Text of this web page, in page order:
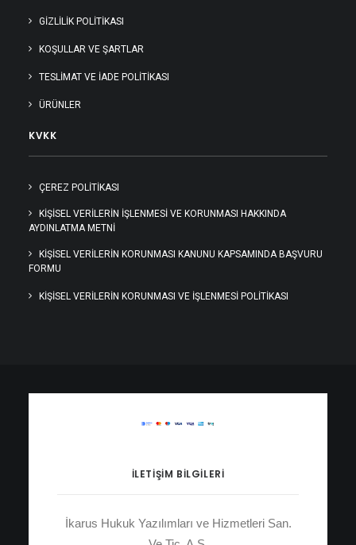
GIZLILIK POLITIKASI
KOŞULLAR VE ŞARTLAR
TESLIMAT VE İADE POLITIKASI
ÜRÜNLER
KVKK
ÇEREZ POLİTİKASI
KIŞISEL VERILERIN İŞLENMESI VE KORUNMASI HAKKINDA
AYDINLATMA METNI
KİŞİSEL VERİLERİN KORUNMASI KANUNU KAPSAMINDA BAŞVURU
FORMU
KİŞİSEL VERİLERİN KORUNMASI VE İŞLENMESİ POLİTİKASI
İLETIŞIM BILGILERI
İkarus Hukuk Yazılımları ve Hizmetleri San.